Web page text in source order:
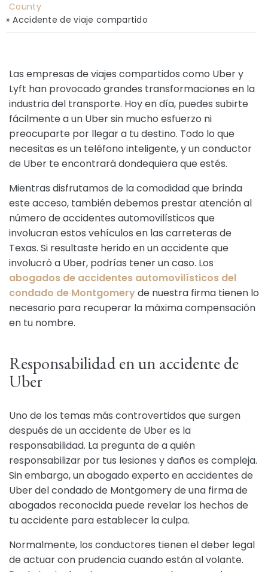
County
» Accidente de viaje compartido
Las empresas de viajes compartidos como Uber y
Lyft han provocado grandes transformaciones en la
industria del transporte. Hoy en día, puedes subirte
fácilmente a un Uber sin mucho esfuerzo ni
preocuparte por llegar a tu destino. Todo lo que
necesitas es un teléfono inteligente, y un conductor
de Uber te encontrará dondequiera que estés.
Mientras disfrutamos de la comodidad que brinda
este acceso, también debemos prestar atención al
número de accidentes automovilísticos que
involucran estos vehículos en las carreteras de
Texas. Si resultaste herido en un accidente que
involucró a Uber, podrías tener un caso. Los
abogados de accidentes automovilísticos del
condado de Montgomeryde nuestra firma tienen lo
necesario para recuperar la máxima compensación
en tu nombre.
Responsabilidad en un accidente de
Uber
Uno de los temas más controvertidos que surgen
después de un accidente de Uber es la
responsabilidad. La pregunta de a quién
responsabilizar por tus lesiones y daños es compleja.
Sin embargo, un abogado experto en accidentes de
Uber del condado de Montgomery de una firma de
abogados reconocida puede revelar los hechos de
tu accidente para establecer la culpa.
Normalmente, los conductores tienen el deber legal
de actuar con prudencia cuando están al volante.